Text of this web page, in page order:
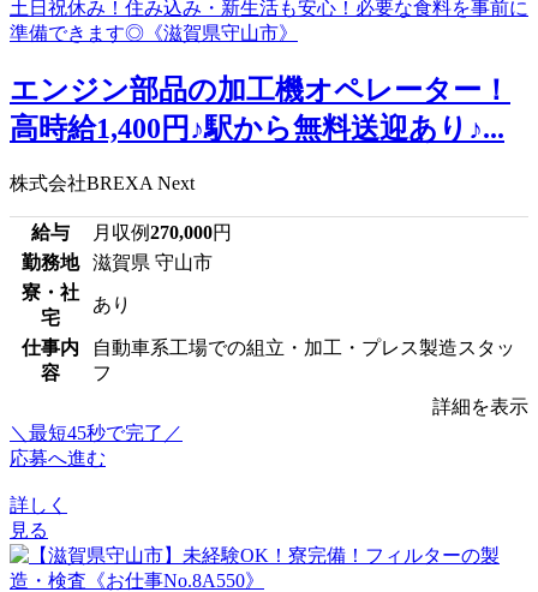
エンジン部品の加工機オペレーター！
高時給1,400円♪駅から無料送迎あり♪...
株式会社BREXA Next
給与 月収例270,000円
勤務地
滋賀県 守山市
寮・社
宅
あり
仕事内
容
自動車系工場での組立・加工・プレス製造スタッ
フ
詳細を表示
＼最短45秒で完了／
応募へ進む
詳しく
見る